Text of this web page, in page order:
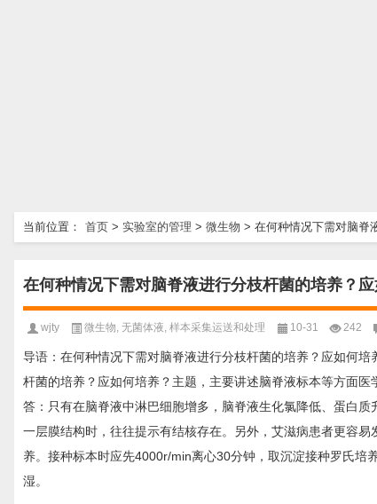
当前位置： 首页 > 实验室的管理 > 微生物 > 在何种情况下需对脑脊
在何种情况下需对脑脊液进行分枝杆菌的培养？
wjty 微生物, 无菌体液, 样本采集运送和处理 10-31 242
导语：在何种情况下需对脑脊液进行分枝杆菌的培养？应如何
杆菌的培养？应如何培养？主题，主要讲述脑脊液标本等方面医
答：只有在脑脊液中淋巴细胞增多，脑脊液生化氯降低、蛋白
一层膜结构时，往往提示有结核存在。另外，艾滋病患者更容
养。接种标本时应先4000r/min离心30分钟，取沉淀接种罗氏培
湿。